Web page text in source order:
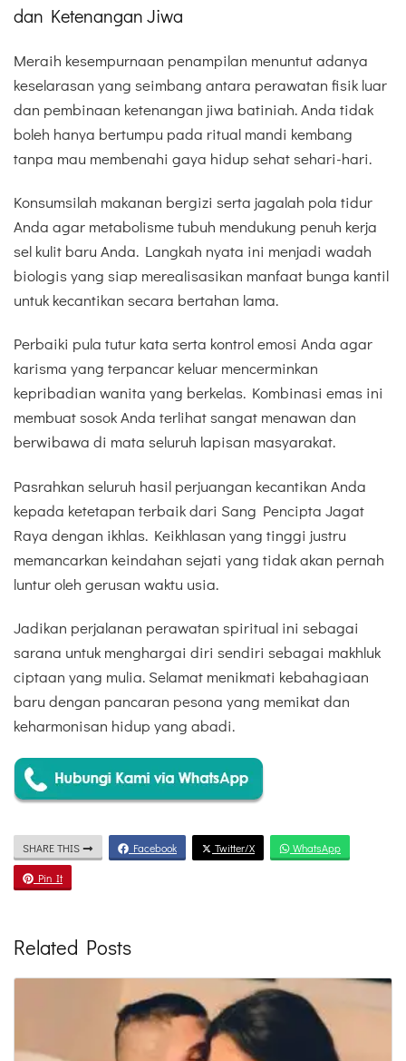
dan Ketenangan Jiwa
Meraih kesempurnaan penampilan menuntut adanya
keselarasan yang seimbang antara perawatan fisik luar
dan pembinaan ketenangan jiwa batiniah. Anda tidak
boleh hanya bertumpu pada ritual mandi kembang
tanpa mau membenahi gaya hidup sehat sehari-hari.
Konsumsilah makanan bergizi serta jagalah pola tidur
Anda agar metabolisme tubuh mendukung penuh kerja
sel kulit baru Anda. Langkah nyata ini menjadi wadah
biologis yang siap merealisasikan manfaat bunga kantil
untuk kecantikan secara bertahan lama.
Perbaiki pula tutur kata serta kontrol emosi Anda agar
karisma yang terpancar keluar mencerminkan
kepribadian wanita yang berkelas. Kombinasi emas ini
membuat sosok Anda terlihat sangat menawan dan
berwibawa di mata seluruh lapisan masyarakat.
Pasrahkan seluruh hasil perjuangan kecantikan Anda
kepada ketetapan terbaik dari Sang Pencipta Jagat
Raya dengan ikhlas. Keikhlasan yang tinggi justru
memancarkan keindahan sejati yang tidak akan pernah
luntur oleh gerusan waktu usia.
Jadikan perjalanan perawatan spiritual ini sebagai
sarana untuk menghargai diri sendiri sebagai makhluk
ciptaan yang mulia. Selamat menikmati kebahagiaan
baru dengan pancaran pesona yang memikat dan
keharmonisan hidup yang abadi.
SHARE THIS Facebook Twitter/X WhatsApp
Pin It
Related Posts